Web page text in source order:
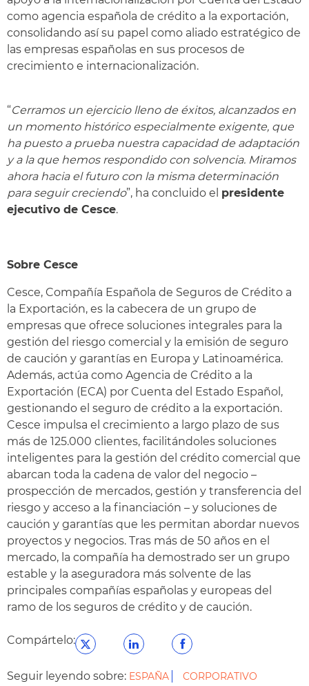
como agencia española de crédito a la exportación,
consolidando así su papel como aliado estratégico de
las empresas españolas en sus procesos de
crecimiento e internacionalización.
“Cerramos un ejercicio lleno de éxitos, alcanzados en
un momento histórico especialmente exigente, que
ha puesto a prueba nuestra capacidad de adaptación
y a la que hemos respondido con solvencia. Miramos
ahora hacia el futuro con la misma determinación
para seguir creciendo”, ha concluido el presidente
ejecutivo de Cesce.
Sobre Cesce
Cesce, Compañía Española de Seguros de Crédito a
la Exportación, es la cabecera de un grupo de
empresas que ofrece soluciones integrales para la
gestión del riesgo comercial y la emisión de seguro
de caución y garantías en Europa y Latinoamérica.
Además, actúa como Agencia de Crédito a la
Exportación (ECA) por Cuenta del Estado Español,
gestionando el seguro de crédito a la exportación.
Cesce impulsa el crecimiento a largo plazo de sus
más de 125.000 clientes, facilitándoles soluciones
inteligentes para la gestión del crédito comercial que
abarcan toda la cadena de valor del negocio –
prospección de mercados, gestión y transferencia del
riesgo y acceso a la financiación – y soluciones de
caución y garantías que les permitan abordar nuevos
proyectos y negocios. Tras más de 50 años en el
mercado, la compañía ha demostrado ser un grupo
estable y la aseguradora más solvente de las
principales compañías españolas y europeas del
ramo de los seguros de crédito y de caución.
Compártelo:
Seguir leyendo sobre: ESPAÑA CORPORATIVO